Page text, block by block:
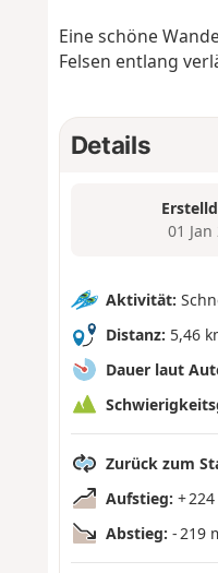
Eine schöne
Felsen entlang
Details
01 Jan
Aktivität:
Distanz: 5,46
Dauer laut
Zurück zum
Aufstieg: +
Abstieg: - 219